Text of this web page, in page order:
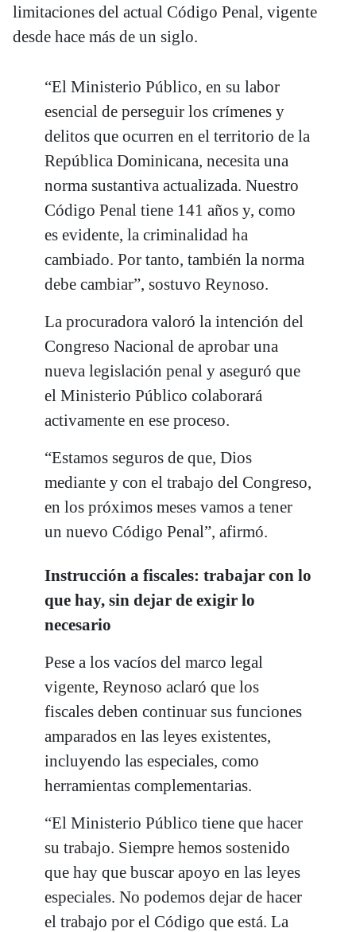
limitaciones del actual Código Penal, vigente
desde hace más de un siglo.
“El Ministerio Público, en su labor
esencial de perseguir los crímenes y
delitos que ocurren en el territorio de la
República Dominicana, necesita una
norma sustantiva actualizada. Nuestro
Código Penal tiene 141 años y, como
es evidente, la criminalidad ha
cambiado. Por tanto, también la norma
debe cambiar”, sostuvo Reynoso.
La procuradora valoró la intención del
Congreso Nacional de aprobar una
nueva legislación penal y aseguró que
el Ministerio Público colaborará
activamente en ese proceso.
“Estamos seguros de que, Dios
mediante y con el trabajo del Congreso,
en los próximos meses vamos a tener
un nuevo Código Penal”, afirmó.
Instrucción a fiscales: trabajar con lo
que hay, sin dejar de exigir lo
necesario
Pese a los vacíos del marco legal
vigente, Reynoso aclaró que los
fiscales deben continuar sus funciones
amparados en las leyes existentes,
incluyendo las especiales, como
herramientas complementarias.
“El Ministerio Público tiene que hacer
su trabajo. Siempre hemos sostenido
que hay que buscar apoyo en las leyes
especiales. No podemos dejar de hacer
el trabajo por el Código que está. La